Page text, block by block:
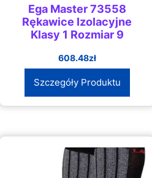
Ega Master 73558
Rękawice Izolacyjne
Klasy 1 Rozmiar 9
608.48zł
Szczegóły Produktu